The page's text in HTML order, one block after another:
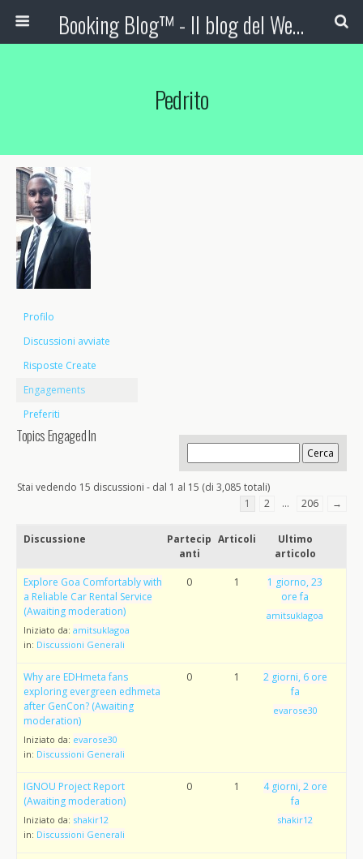
Booking Blog™ - Il blog del Web Marketing Turistico
Pedrito
Profilo
Discussioni avviate
Risposte Create
Engagements
Preferiti
Topics Engaged In
Stai vedendo 15 discussioni - dal 1 al 15 (di 3,085 totali)
1
2 … 206 →
Discussione
Partecip
anti
Articoli
Ultimo
articolo
Explore Goa Comfortably with
a Reliable Car Rental Service
(Awaiting moderation)
Iniziato da: amitsuklagoa
in: Discussioni Generali
0 1
1 giorno, 23
ore fa
amitsuklagoa
Why are EDHmeta fans
exploring evergreen edhmeta
after GenCon? (Awaiting
moderation)
Iniziato da: evarose30
in: Discussioni Generali
0 1
2 giorni, 6 ore
fa
evarose30
IGNOU Project Report
(Awaiting moderation)
Iniziato da: shakir12
in: Discussioni Generali
0 1
4 giorni, 2 ore
fa
shakir12